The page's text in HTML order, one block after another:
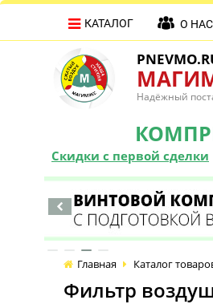
Надёжный
Скидки с первой сделки
КАТАЛОГ О НАС
Главная Каталог
Фильтр